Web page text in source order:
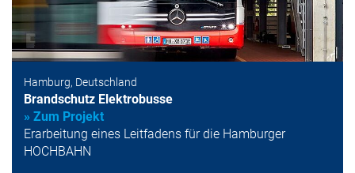
Hamburg, Deutschland
Brandschutz Elektrobusse
» Zum Projekt
Erarbeitung eines Leitfadens für die Hamburger
HOCHBAHN